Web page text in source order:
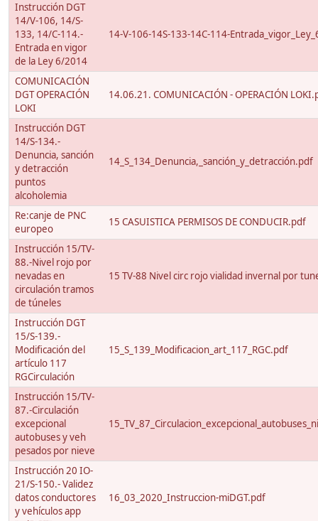
Instrucción DGT
14/V-106, 14/S-
133, 14/C-114.-
Entrada en vigor
de la Ley 6/2014
14-V-106-14S-133-14C-114-
COMUNICACIÓN
DGT OPERACIÓN
LOKI
14.06.21. COMUNICACIÓN - OPERACIÓN
Instrucción DGT
14/S-134.-
Denuncia, sanción
y detracción
puntos
alcoholemia
14_S_134_Denuncia,_sanción_y_detracción.pdf
Re:canje de PNC
europeo
15 CASUISTICA PERMISOS DE CONDUCIR.pdf
Instrucción 15/TV-
88.-Nivel rojo por
nevadas en
circulación tramos
de túneles
15 TV-88 Nivel circ rojo vialidad invernal por
Instrucción DGT
15/S-139.-
Modificación del
artículo 117
RGCirculación
15_S_139_Modificacion_art_117_RGC.pdf
Instrucción 15/TV-
87.-Circulación
excepcional
autobuses y veh
pesados por nieve
Instrucción 20 IO-
21/S-150.- Validez
datos conductores
y vehículos app
16_03_2020_Instruccion-miDGT.pdf